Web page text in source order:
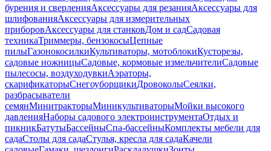
бурения и сверленияАксессуары для резанияАксессуары для
шлифованияАксессуары для измерительных
приборовАксессуары для станковДом и садСадовая
техникаТриммеры, бензокосыЦепные
пилыГазонокосилкиКультиваторы, мотоблокиКусторезы,
садовые ножницыСадовые, кормовые измельчителиСадовые
пылесосы, воздуходувкиАэраторы,
скарификаторыСнегоуборщикиДровоколыСеялки,
разбрасыватели
семянМинитракторыМиникультиваторыМойки высокого
давленияНаборы садового электроинструментаОтдых и
пикникБатутыБассейныСпа-бассейныКомплекты мебели для
садаСтолы для садаСтулья, кресла для садаКачели